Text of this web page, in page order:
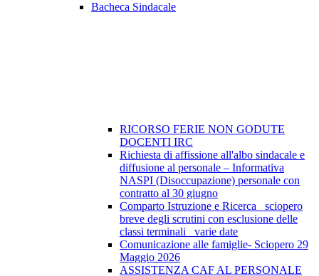
Bacheca Sindacale
RICORSO FERIE NON GODUTE
DOCENTI IRC
Richiesta di affissione all'albo sindacale e
diffusione al personale – Informativa
NASPI (Disoccupazione) personale con
contratto al 30 giugno
Comparto Istruzione e Ricerca_ sciopero
breve degli scrutini con esclusione delle
classi terminali_ varie date
Comunicazione alle famiglie- Sciopero 29
Maggio 2026
ASSISTENZA CAF AL PERSONALE